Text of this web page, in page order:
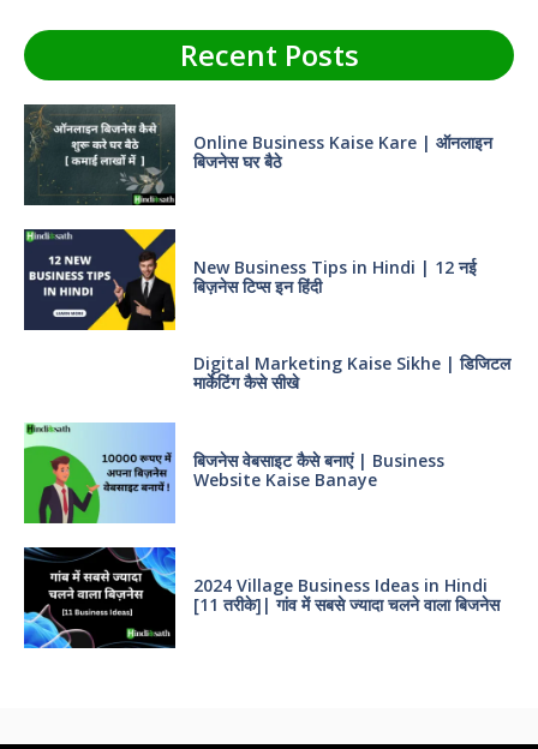
Recent Posts
Online Business Kaise Kare | ऑनलाइन
बिजनेस घर बैठे
New Business Tips in Hindi | 12 नई
बिज़नेस टिप्स इन हिंदी
Digital Marketing Kaise Sikhe | डिजिटल
मार्केटिंग कैसे सीखे
बिजनेस वेबसाइट कैसे बनाएं | Business
Website Kaise Banaye
2024 Village Business Ideas in Hindi
[11 तरीके]| गांव में सबसे ज्यादा चलने वाला बिजनेस